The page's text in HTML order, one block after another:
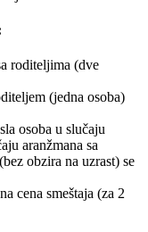
roditeljima (dve
(jedna osoba)
osoba u slučaju
aranžmana sa
obzira na uzrast) se
cena smeštaja (za 2